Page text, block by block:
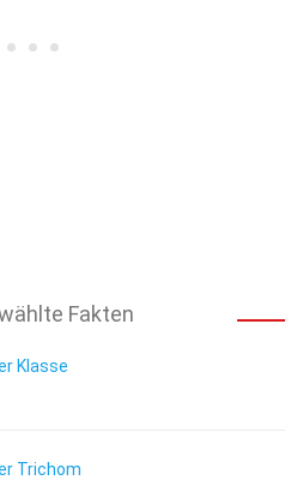
Fakten
Klasse
Trichom